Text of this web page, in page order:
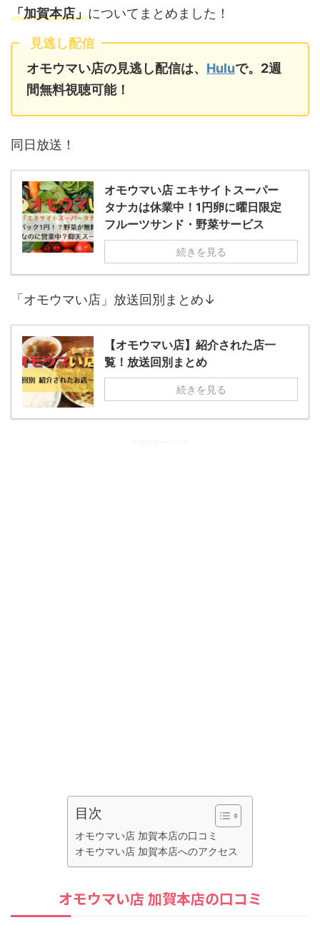
「加賀本店」についてまとめました！
見逃し配信
オモウマい店の見逃し配信は、 Huluで。2週
間無料視聴可能！
同日放送！
オモウマい店 エキサイトスーパー
タナカは休業中！1円卵に曜日限定
フルーツサンド・野菜サービス
続きを見る
「オモウマい店」放送回別まとめ↓
【オモウマい店】紹介された店一
覧！放送回別まとめ
続きを見る
目次
オモウマい店 加賀本店の口コミ
オモウマい店 加賀本店へのアクセス
オモウマい店 加賀本店の口コミ